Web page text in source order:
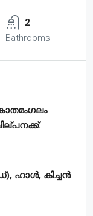
2
Bathrooms
ഹാൾ, കിച്ചൻ